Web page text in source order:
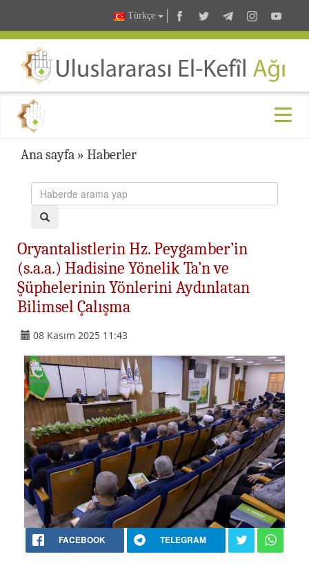
Türkçe
Ana sayfa » Haberler
Oryantalistlerin Hz. Peygamber’in
(s.a.a.) Hadisine Yönelik Ta’n ve
Şüphelerinin Yönlerini Aydınlatan
Bilimsel Çalışma
08 Kasım 2025 11:43
FACEBOOK TELEGRAM